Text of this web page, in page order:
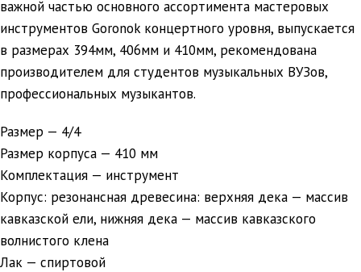
важной частью основного ассортимента мастеровых
инструментов Goronok концертного уровня, выпускается
в размерах 394мм, 406мм и 410мм, рекомендована
производителем для студентов музыкальных ВУЗов,
профессиональных музыкантов.
Размер — 4/4
Размер корпуса — 410 мм
Комплектация — инструмент
Корпус: резонансная древесина: верхняя дека — массив
кавказской ели, нижняя дека — массив кавказского
волнистого клена
Лак — спиртовой